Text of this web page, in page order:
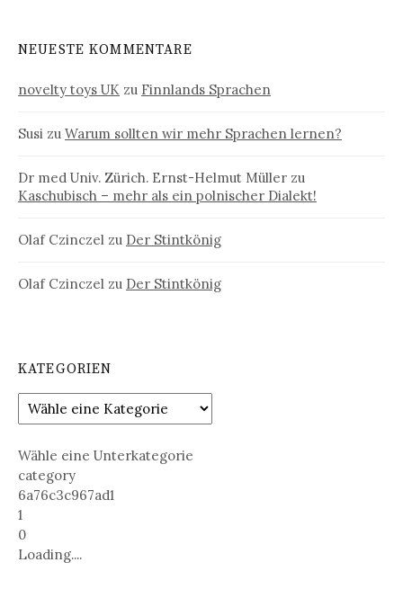
NEUESTE KOMMENTARE
novelty toys UK zu Finnlands Sprachen
Susi zu Warum sollten wir mehr Sprachen lernen?
Dr med Univ. Zürich. Ernst-Helmut Müller zu
Kaschubisch – mehr als ein polnischer Dialekt!
Olaf Czinczel zu Der Stintkönig
Olaf Czinczel zu Der Stintkönig
KATEGORIEN
Wähle eine Unterkategorie
category
6a76c3c967ad1
1
0
Loading....